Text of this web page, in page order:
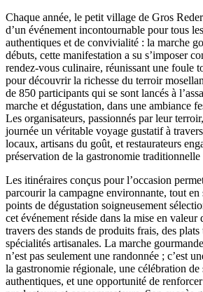
Chaque année, le petit village de Gros
d’un événement incontournable pour tous
authentiques et de convivialité : la marche
débuts, cette manifestation a su s’imposer
rendez-vous culinaire, réunissant une foule
pour découvrir la richesse du terroir
de 850 participants qui se sont lancés à
marche et dégustation, dans une ambiance
Les organisateurs, passionnés par leur
journée un véritable voyage gustatif à
locaux, artisans du goût, et restaurateurs
préservation de la gastronomie traditionnelle
Les itinéraires conçus pour l’occasion
parcourir la campagne environnante, tout en
points de dégustation soigneusement
cet événement réside dans la mise en valeur
travers des stands de produits frais, des
spécialités artisanales. La marche
n’est pas seulement une randonnée ; c’est
la gastronomie régionale, une célébration de
authentiques, et une opportunité de